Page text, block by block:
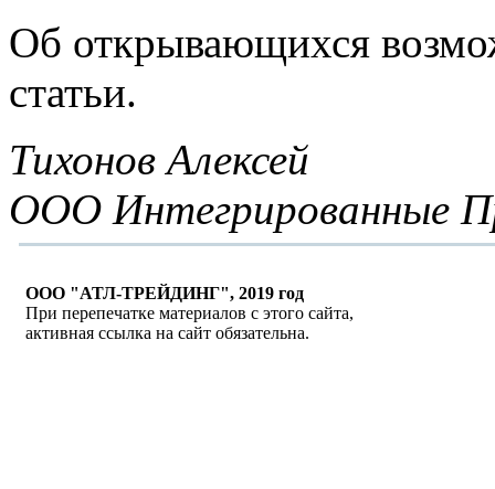
Об открывающихся
статьи.
Тихонов Алексей
ООО Интегрированные
ООО "АТЛ-ТРЕЙДИНГ", 2019 год
При перепечатке материалов с этого сайта,
активная ссылка на сайт обязательна.